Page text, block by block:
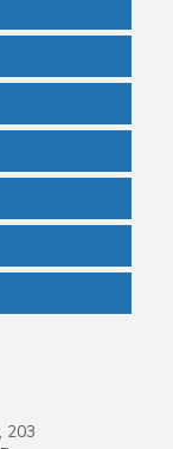
203